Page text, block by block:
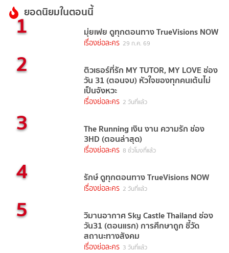
ยอดนิยมในตอนนี้
1 มุ่ยเฟย ดูทุกตอนทาง TrueVisions NOW
เรื่องย่อละคร 29 ก.ค. 69
2 ติวเธอร์ที่รัก MY TUTOR, MY LOVE ช่อง
วัน 31 (ตอนจบ) หัวใจของทุกคนเต้นไม่
เป็นจังหวะ
เรื่องย่อละคร 2 วันที่แล้ว
3 The Running เงิน งาน ความรัก ช่อง
3HD (ตอนล่าสุด)
เรื่องย่อละคร 8 ชั่วโมงที่แล้ว
4 รักษ์ ดูทุกตอนทาง TrueVisions NOW
เรื่องย่อละคร 2 วันที่แล้ว
5 วิมานอากาศ Sky Castle Thailand ช่อง
วัน31 (ตอนแรก) การศึกษาถูก ชี้วัด
สถานะทางสังคม
เรื่องย่อละคร 3 วันที่แล้ว